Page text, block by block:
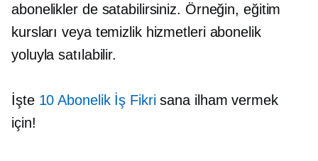
abonelikler de satabilirsiniz. Örneğin, eğitim
kursları veya temizlik hizmetleri abonelik
yoluyla satılabilir.
İşte 10 Abonelik İş Fikrisana ilham vermek
için!